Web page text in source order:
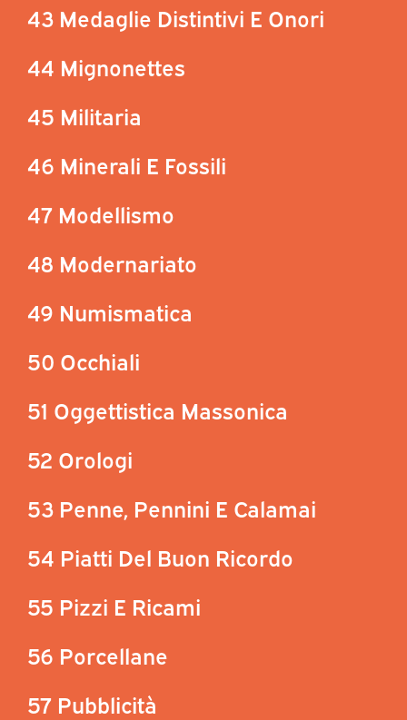
43 Medaglie Distintivi E Onori
44 Mignonettes
45 Militaria
46 Minerali E Fossili
47 Modellismo
48 Modernariato
49 Numismatica
50 Occhiali
51 Oggettistica Massonica
52 Orologi
53 Penne, Pennini E Calamai
54 Piatti Del Buon Ricordo
55 Pizzi E Ricami
56 Porcellane
57 Pubblicità